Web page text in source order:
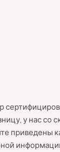
у нас со
приведены